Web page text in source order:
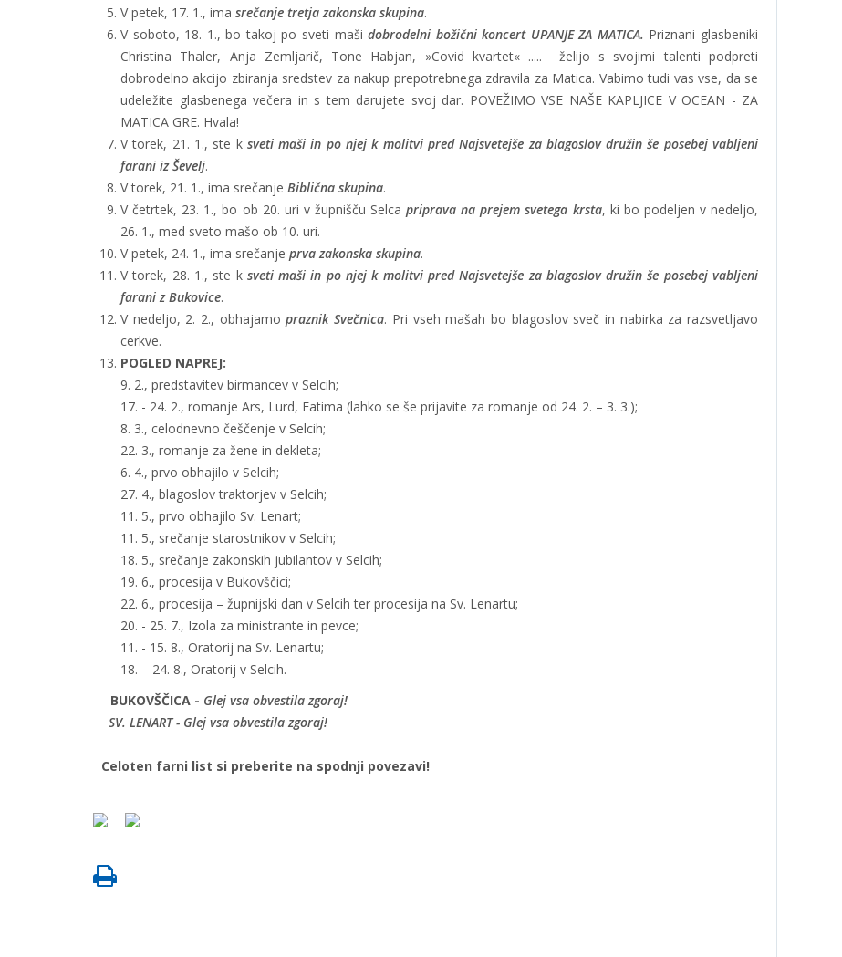
V petek, 17. 1., ima srečanje tretja zakonska skupina.
V soboto, 18. 1., bo takoj po sveti mašidobrodelni božični koncert UPANJE ZA MATICA. Priznani glasbeniki
Christina Thaler, Anja Zemljarič, Tone Habjan, »Covid kvartet« ..... želijo s svojimi talenti podpreti
dobrodelno akcijo zbiranja sredstev za nakup prepotrebnega zdravila za Matica. Vabimo tudi vas vse, da se
udeležite glasbenega večera in s tem darujete svoj dar. POVEŽIMO VSE NAŠE KAPLJICE V OCEAN - ZA
MATICA GRE. Hvala!
V torek, 21. 1., ste k sveti maši in po njej k molitvi pred Najsvetejše za blagoslov družin še posebej vabljeni
farani iz Ševelj.
V torek, 21. 1., ima srečanje Biblična skupina.
V četrtek, 23. 1., bo ob 20. uri v župnišču Selcapriprava na prejem svetega krsta, ki bo podeljen v nedeljo,
26. 1., med sveto mašo ob 10. uri.
V petek, 24. 1., ima srečanje prva zakonska skupina.
V torek, 28. 1., ste k sveti maši in po njej k molitvi pred Najsvetejše za blagoslov družin še posebej vabljeni
farani z Bukovice.
V nedeljo, 2. 2., obhajamopraznik Svečnica. Pri vseh mašah bo blagoslov sveč in nabirka za razsvetljavo
cerkve.
POGLED NAPREJ:
9. 2., predstavitev birmancev v Selcih;
17. - 24. 2., romanje Ars, Lurd, Fatima (lahko se še prijavite za romanje od 24. 2. – 3. 3.);
8. 3., celodnevno češčenje v Selcih;
22. 3., romanje za žene in dekleta;
6. 4., prvo obhajilo v Selcih;
27. 4., blagoslov traktorjev v Selcih;
11. 5., prvo obhajilo Sv. Lenart;
11. 5., srečanje starostnikov v Selcih;
18. 5., srečanje zakonskih jubilantov v Selcih;
19. 6., procesija v Bukovščici;
22. 6., procesija – župnijski dan v Selcih ter procesija na Sv. Lenartu;
20. - 25. 7., Izola za ministrante in pevce;
11. - 15. 8., Oratorij na Sv. Lenartu;
18. – 24. 8., Oratorij v Selcih.
BUKOVŠČICA - Glej vsa obvestila zgoraj!
SV. LENART - Glej vsa obvestila zgoraj!
Celoten farni list si preberite na spodnji povezavi!